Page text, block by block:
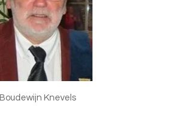
Boudewijn Knevels